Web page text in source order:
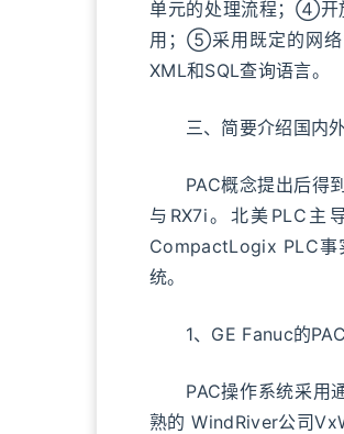
单元的处理流程；④开
用；⑤采用既定的网络
XML和SQL查询语言。
三、简要介绍国内外
PAC概念提出后得到
与RX7i。北美PLC主
CompactLogix PLC事
统。
1、GE Fanuc的PAC
PAC操作系统采用通
熟的 WindRiver公司